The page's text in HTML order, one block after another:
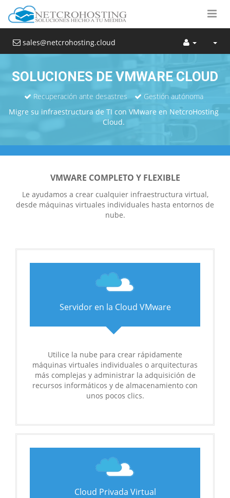
sales@netcrohosting.cloud
SOLUCIONES DE VMWARE CLOUD
Recuperación ante desastres
Gestión autónoma
Migre su infraestructura de TI con VMware en NetcroHosting
Cloud.
VMWARE COMPLETO Y FLEXIBLE
Le ayudamos a crear cualquier infraestructura virtual,
desde máquinas virtuales individuales hasta entornos de
nube.
Servidor en la Cloud VMware
Utilice la nube para crear rápidamente
máquinas virtuales individuales o arquitecturas
más complejas y administrar la adquisición de
recursos informáticos y de almacenamiento con
unos pocos clics.
Cloud Privada Virtual